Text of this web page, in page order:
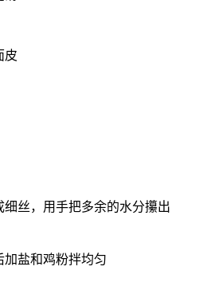
皮
丝，用手把多余的水分攥出
盐和鸡粉拌均匀